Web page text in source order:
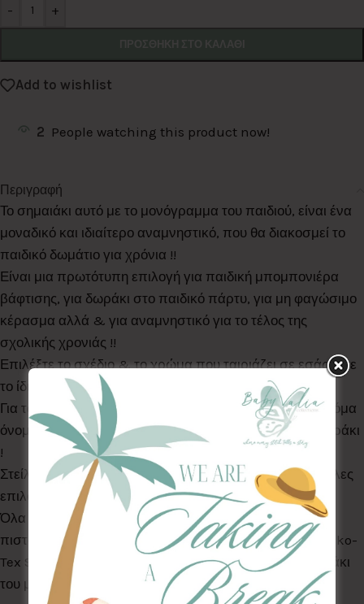
- +
Add to wishlist
2 People watching this product now!
Περιγραφή
Το σημαιάκι αυτό με το μονόγραμμα του παιδιού, είναι ένα
μοναδικό και ιδιαίτερο αναμνηστικό, που θα διακοσμεί το
παιδικό δωμάτιο για χρόνια !!
Είναι μια πρωτότυπη επιλογή για παιδική μπομπονιέρα
βάφτισης, για δωράκι στο παιδικό πάρτυ, για μη φαγώσιμο
κέρασμα αλλά & για αναμνηστικό για το τέλος της
σχολικής χρονιάς !!
Επιλέξτε το σχέδιο & το χρώμα που ταιριάζει σε εσάς, είτε
το ίδιο για αγόρια & κορίτσια, είτε & διαφορετικό .
Για τα μωράκια που δεν έχουν αποφασίσει οι γονείς ακόμα
όνομα, μπορείτε να επιλέξετε αντί για γράμμα, το αστεράκι
!
Στείλτε μας μήνυμα ή καλέστε μας για να βρούμε & άλλες
επιλογές σχεδίων & χρωμάτων !
Όλα τα Υφάσματα της συλλογής μας είναι ελεγμένα &
πιστοποιημένα για βλαβερές ουσίες σύμφωνα με το Oeko-
Tex Standard 100, κατάλληλα για το ευαίσθητο δερματάκι
του μωρού σας.